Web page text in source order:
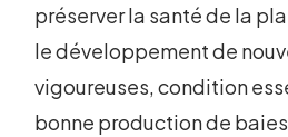
préserver la santé de la
le développement de
vigoureuses, condition
bonne production de